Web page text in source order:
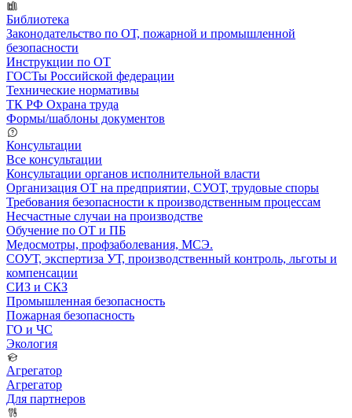
Библиотека
Законодательство по ОТ, пожарной и промышленной
безопасности
Инструкции по ОТ
ГОСТы Российской федерации
Технические нормативы
ТК РФ Охрана труда
Формы/шаблоны документов
Консультации
Все консультации
Консультации органов исполнительной власти
Организация ОТ на предприятии, СУОТ, трудовые споры
Требования безопасности к производственным процессам
Несчастные случаи на производстве
Обучение по ОТ и ПБ
Медосмотры, профзаболевания, МСЭ.
СОУТ, экспертиза УТ, производственный контроль, льготы и
компенсации
СИЗ и СКЗ
Промышленная безопасность
Пожарная безопасность
ГО и ЧС
Экология
Агрегатор
Агрегатор
Для партнеров